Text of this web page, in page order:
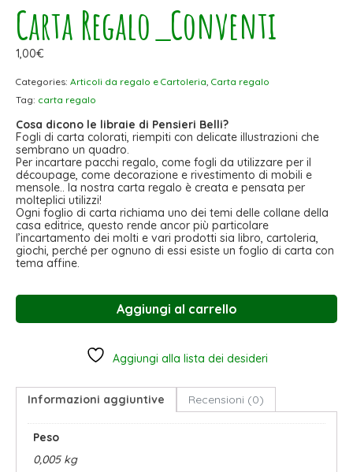
Carta Regalo_Conventi
1,00€
Categories: Articoli da regalo e Cartoleria, Carta regalo
Tag: carta regalo
Cosa dicono le libraie di Pensieri Belli?
Fogli di carta colorati, riempiti con delicate illustrazioni che
sembrano un quadro.
Per incartare pacchi regalo, come fogli da utilizzare per il
découpage, come decorazione e rivestimento di mobili e
mensole.. la nostra carta regalo è creata e pensata per
molteplici utilizzi!
Ogni foglio di carta richiama uno dei temi delle collane della
casa editrice, questo rende ancor più particolare
l’incartamento dei molti e vari prodotti sia libro, cartoleria,
giochi, perché per ognuno di essi esiste un foglio di carta con
tema affine.
Aggiungi al carrello
Aggiungi alla lista dei desideri
Informazioni aggiuntive Recensioni (0)
Peso
0,005 kg